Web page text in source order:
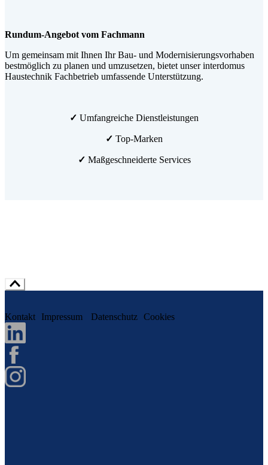
Rundum-Angebot vom Fachmann
Um gemeinsam mit Ihnen Ihr Bau- und Modernisierungsvorhaben
bestmöglich zu planen und umzusetzen, bietet unser interdomus
Haustechnik Fachbetrieb umfassende Unterstützung.
✓ Umfangreiche Dienstleistungen
✓ Top-Marken
✓ Maßgeschneiderte Services
Kontakt Impressum Datenschutz Cookies